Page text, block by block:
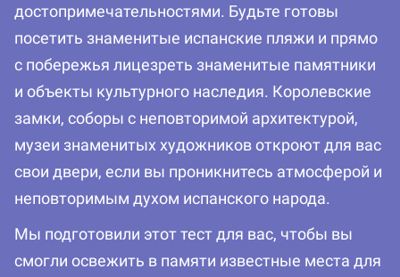
достопримечательностями. Будьте готовы
посетить знаменитые испанские пляжи и прямо
с побережья лицезреть знаменитые памятники
и объекты культурного наследия. Королевские
замки, соборы с неповторимой архитектурой,
музеи знаменитых художников откроют для вас
свои двери, если вы проникнитесь атмосферой и
неповторимым духом испанского народа.
Мы подготовили этот тест для вас, чтобы вы
смогли освежить в памяти известные места для